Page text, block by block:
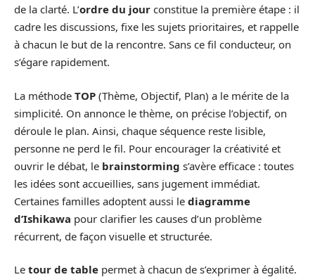
de la clarté. L’ordre du jour constitue la première étape : il
cadre les discussions, fixe les sujets prioritaires, et rappelle
à chacun le but de la rencontre. Sans ce fil conducteur, on
s’égare rapidement.
La méthode TOP (Thème, Objectif, Plan) a le mérite de la
simplicité. On annonce le thème, on précise l’objectif, on
déroule le plan. Ainsi, chaque séquence reste lisible,
personne ne perd le fil. Pour encourager la créativité et
ouvrir le débat, le brainstorming s’avère efficace : toutes
les idées sont accueillies, sans jugement immédiat.
Certaines familles adoptent aussi le diagramme
d’Ishikawa pour clarifier les causes d’un problème
récurrent, de façon visuelle et structurée.
Le tour de table permet à chacun de s’exprimer à égalité.